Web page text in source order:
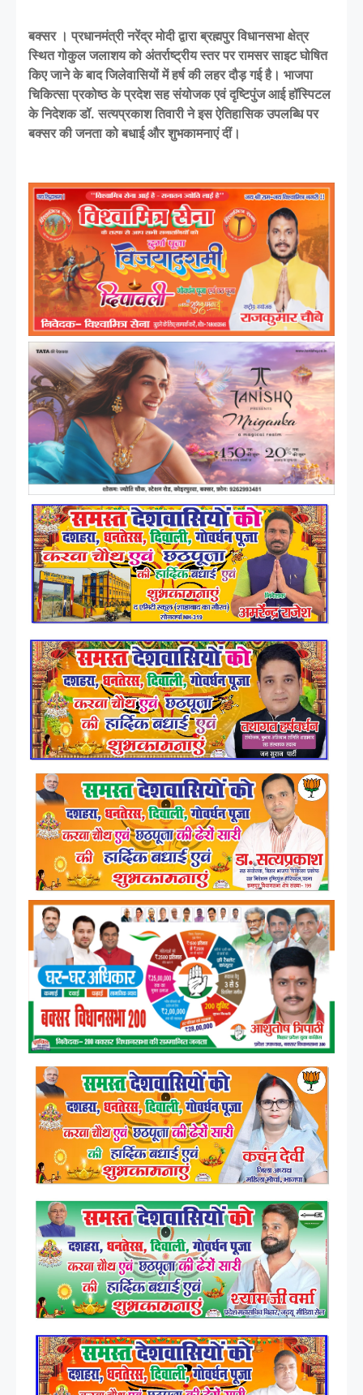
बक्सर । प्रधानमंत्री नरेंद्र मोदी द्वारा ब्रह्मपुर विधानसभा क्षेत्र
स्थित गोकुल जलाशय को अंतर्राष्ट्रीय स्तर पर रामसर साइट घोषित
किए जाने के बाद जिलेवासियों में हर्ष की लहर दौड़ गई है। भाजपा
चिकित्सा प्रकोष्ठ के प्रदेश सह संयोजक एवं दृष्टिपुंज आई हॉस्पिटल
के निदेशक डॉ. सत्यप्रकाश तिवारी ने इस ऐतिहासिक उपलब्धि पर
बक्सर की जनता को बधाई और शुभकामनाएं दीं।